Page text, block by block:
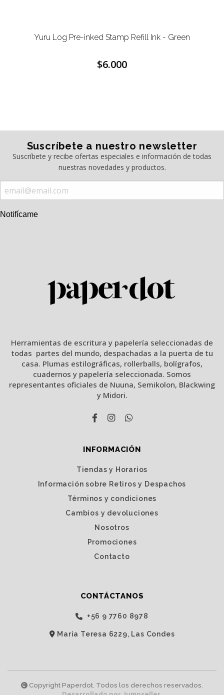
Yuru Log Pre-inked Stamp Refill Ink - Green
$6.000
Suscríbete a nuestro newsletter
Suscríbete y recibe ofertas especiales e información de todas
nuestras novedades y productos.
Notifícame
Herramientas de escritura y papelería seleccionadas de
todas partes del mundo, despachadas a la puerta de tu
casa. Plumas estilográficas, rollerballs, bolígrafos,
cuadernos y papelería seleccionada. Somos
representantes oficiales de Nuuna, Semikolon, Blackwing
y Midori.
INFORMACIÓN
Tiendas y Horarios
Información sobre Retiros y Despachos
Términos y condiciones
Cambios y devoluciones
Nosotros
Promociones
Contacto
CONTÁCTANOS
‭+56 9 7760 8978‬
Maria Teresa 6229, Las Condes
Copyright Paperdot. Todos los derechos reservados.